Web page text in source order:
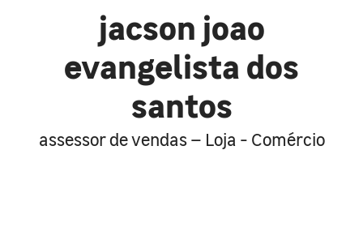
jacson joao
evangelista dos
santos
assessor de vendas – Loja - Comércio